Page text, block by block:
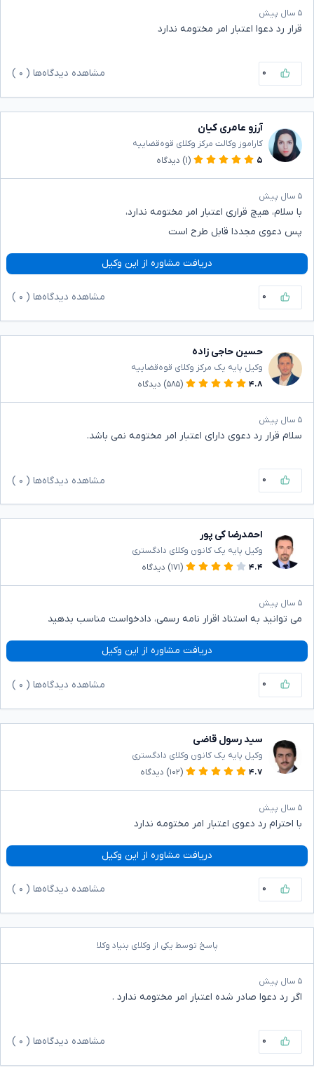
۵ سال پیش
قرار رد دعوا اعتبار امر مختومه ندارد
۰ مشاهده دیدگاه‌ها ( ۰
آرزو عامری کیان
کاراموز وکالت مرکز وکلای قوه‌قضاییه
۵
(۱) دیدگاه
۵ سال پیش
با سلام، هیچ قراری اعتبار امر مختومه ندارد،
پس دعوی مجددا قابل طرح است
دریافت مشاوره از این وکیل
۰ مشاهده دیدگاه‌ها ( ۰
حسین حاجی زاده
وکیل پایه یک مرکز وکلای قوه‌قضاییه
۴.۸
(۵۸۵) دیدگاه
۵ سال پیش
سلام قرار رد دعوی دارای اعتبار امر مختومه نمی باشد.
۰ مشاهده دیدگاه‌ها ( ۰
احمدرضا کی پور
وکیل پایه یک کانون وکلای دادگستری
۴.۴
(۱۷۱) دیدگاه
۵ سال پیش
می توانید به استناد اقرار نامه رسمی، دادخواست مناسب بدهید
دریافت مشاوره از این وکیل
۰ مشاهده دیدگاه‌ها ( ۰
سید رسول قاضی
وکیل پایه یک کانون وکلای دادگستری
۴.۷
(۱۰۲) دیدگاه
۵ سال پیش
با احترام رد دعوی اعتبار امر مختومه ندارد
دریافت مشاوره از این وکیل
۰ مشاهده دیدگاه‌ها ( ۰
پاسخ توسط یکی از وکلای بنیاد وکلا
۵ سال پیش
اگر رد دعوا صادر شده اعتبار امر مختومه ندارد ‌.
۰ مشاهده دیدگاه‌ها ( ۰